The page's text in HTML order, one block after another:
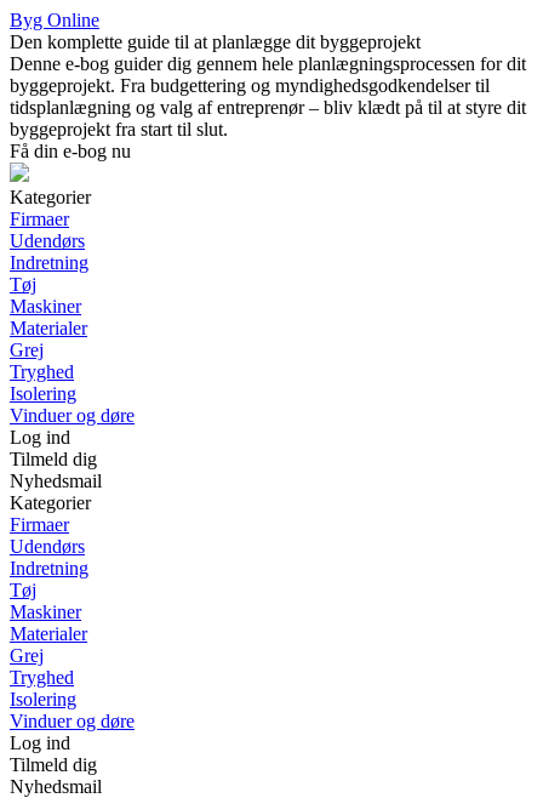
Byg Online
Den komplette guide til at planlægge dit byggeprojekt
Denne e-bog guider dig gennem hele planlægningsprocessen for dit
byggeprojekt. Fra budgettering og myndighedsgodkendelser til
tidsplanlægning og valg af entreprenør – bliv klædt på til at styre dit
byggeprojekt fra start til slut.
Få din e-bog nu
Kategorier
Firmaer
Udendørs
Indretning
Tøj
Maskiner
Materialer
Grej
Tryghed
Isolering
Vinduer og døre
Log ind
Tilmeld dig
Nyhedsmail
Kategorier
Firmaer
Udendørs
Indretning
Tøj
Maskiner
Materialer
Grej
Tryghed
Isolering
Vinduer og døre
Log ind
Tilmeld dig
Nyhedsmail